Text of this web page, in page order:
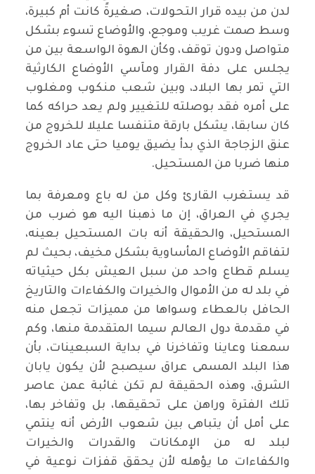
لدن من بيده قرار التحولات، صغيرةً كانت أم كبيرة،
وسط صمت غريب وموجع، والأوضاع تسوء بشكل
متواصل ودون توقف، وكأن الهوة الواسعة بين من
يجلس على دفة القرار ومآسي الأوضاع الكارثية
التي تمر بها البلاد، وبين شعب منكوب ومغلوب
على أمره فقد بوصلته للتغيير ولم يعد حراكه كما
كان سابقا، يشكل بارقة متنفسا عليلا للخروج من
عنق الزجاجة الذي بدأ يضيق يوميا حتى عاد الخروج
منها ضربا من المستحيل.
قد يستغرب القارئ وكل من له باع ومعرفة بما
يجري في العراق، إن ما ذهبنا اليه هو ضرب من
المستحيل، والحقيقة أنه بات المستحيل بعينه،
لتفاقم الأوضاع المأساوية بشكل مخيف، بحيث لم
يسلم قطاع واحد من سبل العيش بكل حيثياته
في بلد له من الأموال والخيرات والكفاءات والتاريخ
الحافل بالعطاء وسواها من مميزات تجعل منه
في مقدمة دول العالم سيما المتقدمة منها، وكم
سمعنا وعاينا وتفاخرنا في بداية السبعينات، بأن
هذا البلد المسمى عراق سيصبح لأن يكون يابان
الشرق، وهذه الحقيقة لم تكن غائبة عمن عاصر
تلك الفترة وراهن على تحقيقها، بل وتفاخر بها،
على أمل أن يتباهى بين شعوب الأرض أنه ينتمي
لبلد له من الإمكانات والقدرات والخيرات
والكفاءات ما يؤهله لأن يحقق قفزات نوعية في